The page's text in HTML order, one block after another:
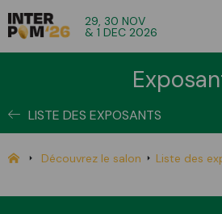
29, 30 NOV
& 1 DEC 2026
LISTE DES EXPOSANTS
Découvrez le salon Liste des